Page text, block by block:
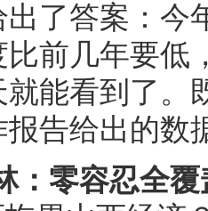
出了答案：今
前几年要低
能看到了。
报告给出的数
：零容忍全